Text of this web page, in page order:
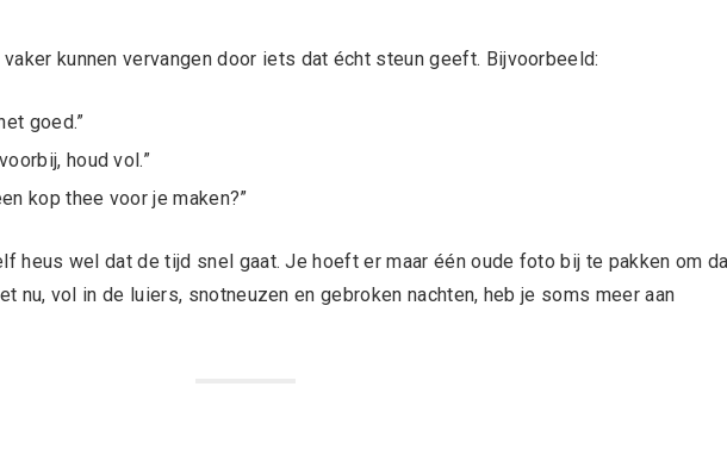
kunnen vervangen door iets dat écht steun geeft. Bijvoorbeeld:
goed.”
houd vol.”
kop thee voor je maken?”
heus wel dat de tijd snel gaat. Je hoeft er maar één oude foto bij te pakken om
nu, vol in de luiers, snotneuzen en gebroken nachten, heb je soms meer aan